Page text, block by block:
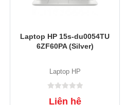
Laptop HP 15s-du0054TU
6ZF60PA (Silver)
Laptop HP
Liên hệ